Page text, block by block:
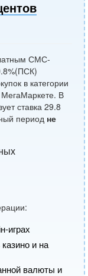
СМС-
в категории
МегаМаркете. В
ставка 29.8
период не
играх
и на
валюты и